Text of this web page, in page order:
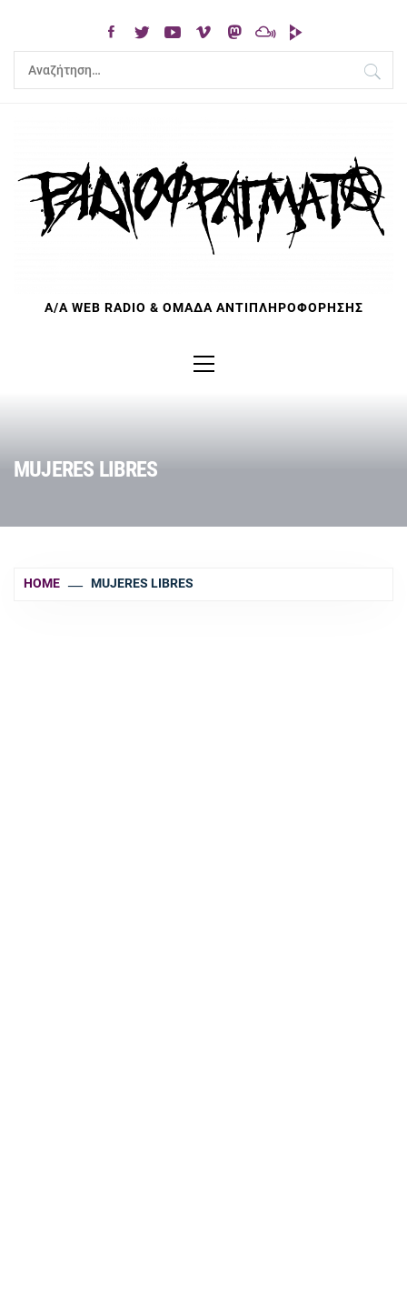
content
Αναζήτηση
για:
Α/Α WEB RADIO & ΟΜΑΔΑ ΑΝΤΙΠΛΗΡΟΦΟΡΗΣΗΣ
Menu
MUJERES LIBRES
HOME MUJERES LIBRES